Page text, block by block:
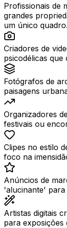
Profissionais de
grandes
um único quadro.
Criadores de
psicodélicas que
Fotógrafos de
paisagens
Organizadores
festivais ou
Clipes no estilo
foco na
Anúncios de
'alucinante'
Artistas digitais
para exposições